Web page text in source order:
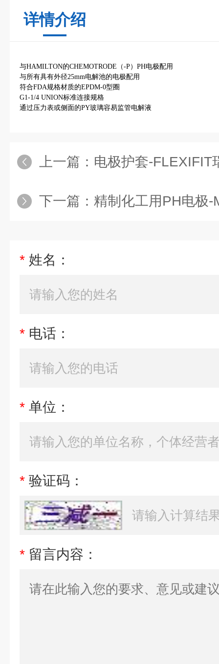
详情介绍
与HAMILTON的CHEMOTRODE（-P）PH电极配用
与所有具有外径25mm电解池的电极配用
符合FDA规格材质的EPDM-0型圈
G1-1/4 UNION标准连接规格
通过压力表或侧面的PY玻璃容易监管电解液
上一篇： 电极护套-FLEXIFIT
下一篇： 精制化工用PH电极-
* 姓名：
* 电话：
* 单位：
* 验证码：
* 留言内容：